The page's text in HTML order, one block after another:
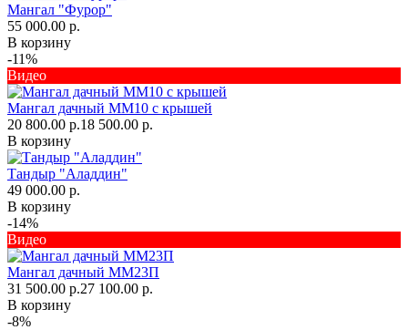
Мангал "Фурор"
55 000.00 р.
В корзину
-11%
Видео
Мангал дачный ММ10 с крышей
20 800.00 р.18 500.00 р.
В корзину
Тандыр "Аладдин"
49 000.00 р.
В корзину
-14%
Видео
Мангал дачный ММ23П
31 500.00 р.27 100.00 р.
В корзину
-8%